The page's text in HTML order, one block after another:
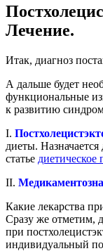
Лечение.
Итак, диагноз
А дальше будет
функциональные
к развитию
I.
диеты.
статье диетическое
II.
Какие лекарства
Сразу же отметим,
при
индивидуальный